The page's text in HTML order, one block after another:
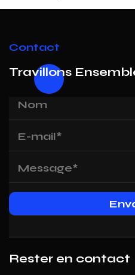
Contact
Travillons
Rester en contact